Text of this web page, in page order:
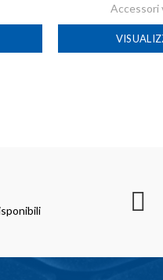
Accessori